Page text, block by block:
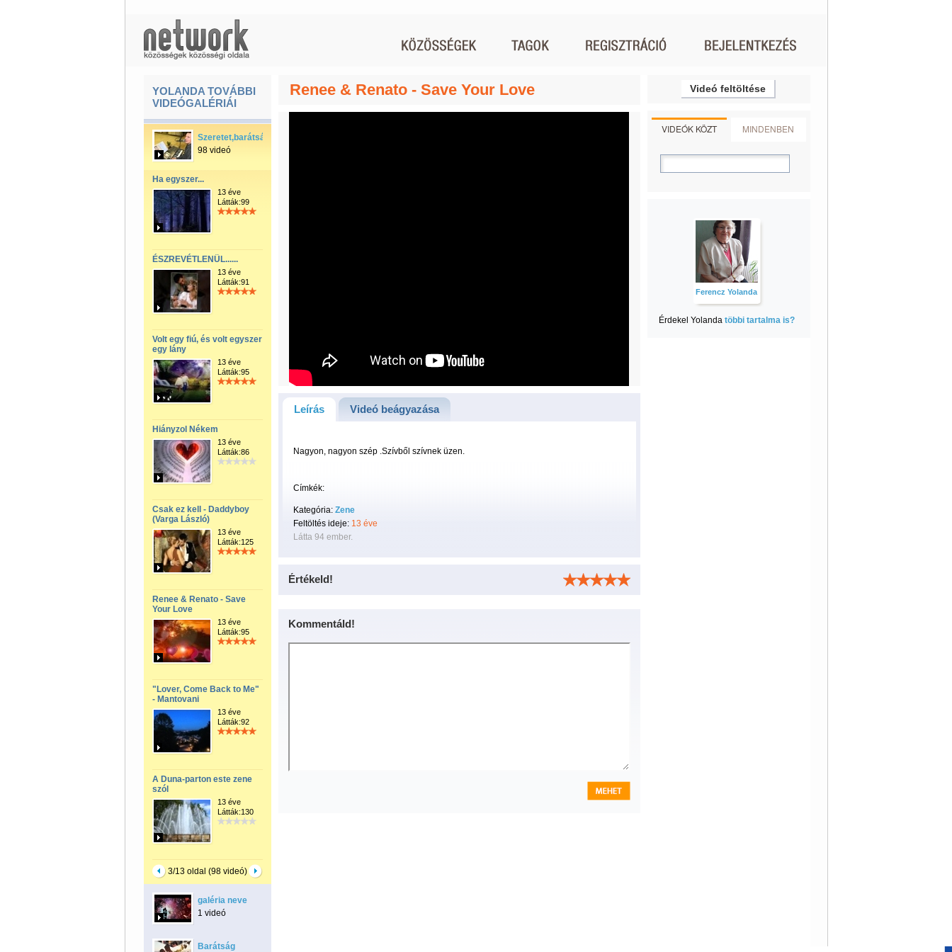
YOLANDA TOVÁBBI
VIDEÓGALÉRIÁI
Szeretet,barátság.
98 videó
Ha egyszer...
13 éve
Látták:99
ÉSZREVÉTLENÜL......
13 éve
Látták:91
Volt egy fiú, és volt egyszer
egy lány
13 éve
Látták:95
Hiányzol Nékem
13 éve
Látták:86
Csak ez kell - Daddyboy
(Varga László)
13 éve
Látták:125
Renee & Renato - Save
Your Love
13 éve
Látták:95
"Lover, Come Back to Me"
- Mantovani
13 éve
Látták:92
A Duna-parton este zene
szól
13 éve
Látták:130
3/13 oldal (98 videó)
galéria neve
1 videó
Barátság
Renee & Renato - Save Your Love
Leírás Videó beágyazása
Nagyon, nagyon szép .Szívből szívnek üzen.
Címkék:
Kategória: Zene
Feltöltés ideje: 13 éve
Látta 94 ember.
Értékeld!
Kommentáld!
Videó feltöltése
VIDEÓK KÖZT MINDENBEN
Ferencz Yolanda
Érdekel Yolanda többi tartalma is?